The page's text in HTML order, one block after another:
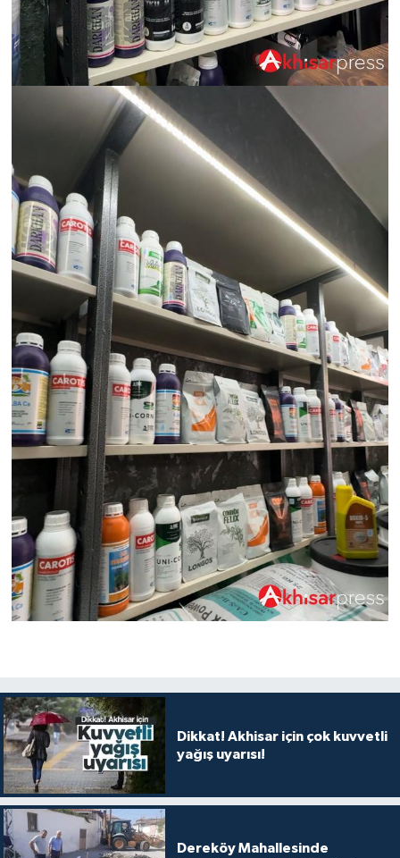
Dikkat! Akhisar için çok kuvvetli
yağış uyarısı!
Dereköy Mahallesinde